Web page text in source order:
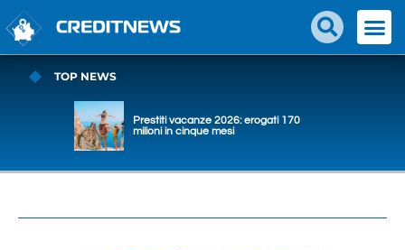
TOP NEWS
Prestiti vacanze 2026: erogati 170
milioni in cinque mesi